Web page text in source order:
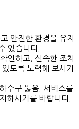
안전한 환경을 유지
있습니다.
인하고, 신속한 조치
도록 노력해 보시기
수구 뚫음. 서비스를
하시기를 바랍니다.